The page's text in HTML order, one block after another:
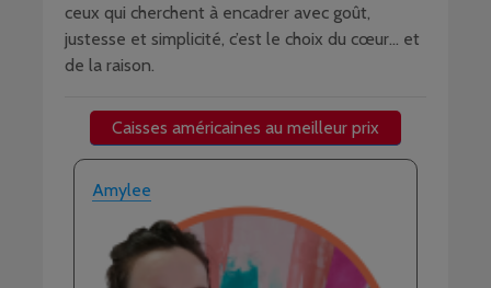
ceux qui cherchent à encadrer avec goût,
justesse et simplicité, c’est le choix du cœur… et
de la raison.
Caisses américaines au meilleur prix
Amylee